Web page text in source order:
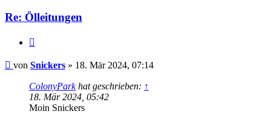
Re: Ölleitungen
Beitrag
von Snickers » 18. Mär 2024, 07:14
ColonyParkhat geschrieben: ↑
18. Mär 2024, 05:42
Moin Snickers